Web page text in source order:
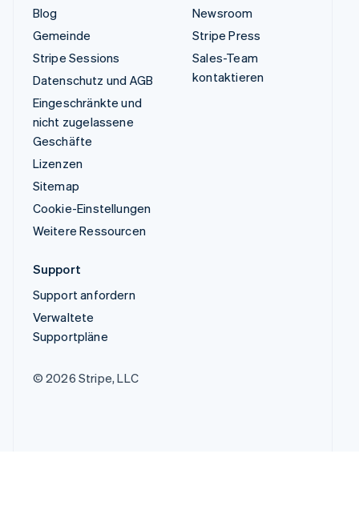
Blog
Gemeinde
Stripe Sessions
Datenschutz und AGB
Eingeschränkte und
nicht zugelassene
Geschäfte
Lizenzen
Sitemap
Cookie-Einstellungen
Weitere Ressourcen
Newsroom
Stripe Press
Sales-Team
kontaktieren
Support
Support anfordern
Verwaltete
Supportpläne
© 2026 Stripe, LLC